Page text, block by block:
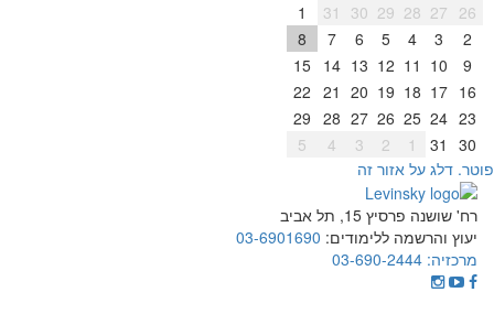
26
27
28
29
30
31
2
3
4
5
6
7
8
9
10
11
12
13
14
15
16
17
18
19
20
21
22
23
24
25
26
27
28
29
30
31
2
3
4
5
דלג על אזור זה
רח' שושנה פרסיץ 15, תל אביב
יעוץ והרשמה ללימודים: 03-6901690
מרכזיה: 03-690-2444